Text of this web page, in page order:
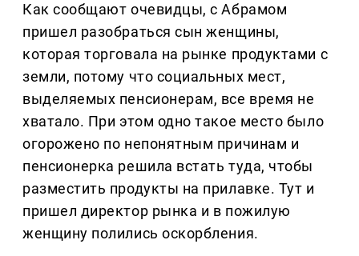
Как сообщают очевидцы, с Абрамом
пришел разобраться сын женщины,
которая торговала на рынке продуктами с
земли, потому что социальных мест,
выделяемых пенсионерам, все время не
хватало. При этом одно такое место было
огорожено по непонятным причинам и
пенсионерка решила встать туда, чтобы
разместить продукты на прилавке. Тут и
пришел директор рынка и в пожилую
женщину полились оскорбления.